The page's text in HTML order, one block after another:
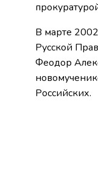
В марте
Русской
Феодор
Российских.